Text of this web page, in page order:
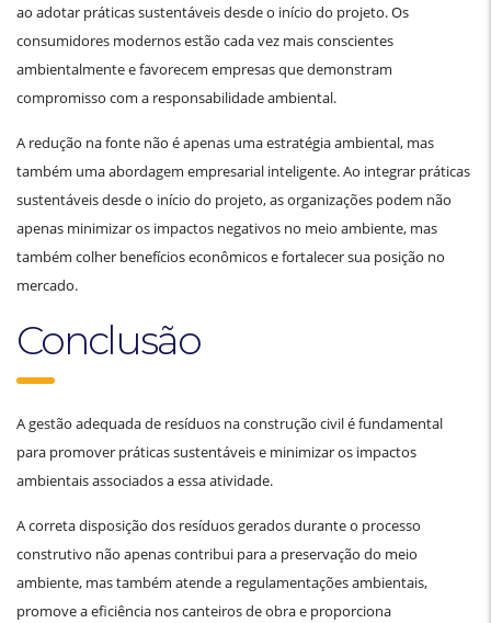
ao adotar práticas sustentáveis desde o início do projeto. Os
consumidores modernos estão cada vez mais conscientes
ambientalmente e favorecem empresas que demonstram
compromisso com a responsabilidade ambiental.
A redução na fonte não é apenas uma estratégia ambiental, mas
também uma abordagem empresarial inteligente. Ao integrar práticas
sustentáveis desde o início do projeto, as organizações podem não
apenas minimizar os impactos negativos no meio ambiente, mas
também colher benefícios econômicos e fortalecer sua posição no
mercado.
Conclusão
A gestão adequada de resíduos na construção civil é fundamental
para promover práticas sustentáveis e minimizar os impactos
ambientais associados a essa atividade.
A correta disposição dos resíduos gerados durante o processo
construtivo não apenas contribui para a preservação do meio
ambiente, mas também atende a regulamentações ambientais,
promove a eficiência nos canteiros de obra e proporciona